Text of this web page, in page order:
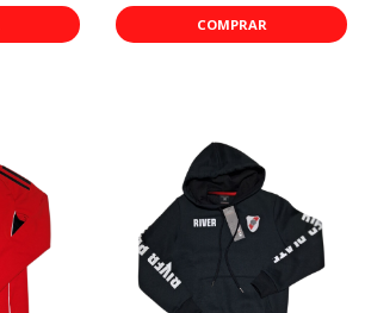
COMPRAR